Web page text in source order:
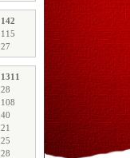
142
115
27
1311
28
108
40
21
25
28